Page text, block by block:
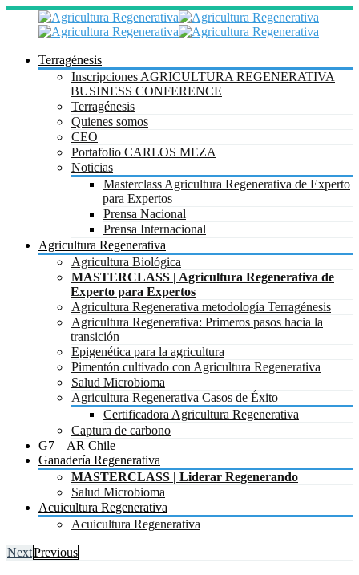
Terragénesis
Inscripciones AGRICULTURA REGENERATIVA
BUSINESS CONFERENCE
Terragénesis
Quienes somos
CEO
Portafolio CARLOS MEZA
Noticias
Masterclass Agricultura Regenerativa de Experto
para Expertos
Prensa Nacional
Prensa Internacional
Agricultura Regenerativa
Agricultura Biológica
MASTERCLASS | Agricultura Regenerativa de
Experto para Expertos
Agricultura Regenerativa metodología Terragénesis
Agricultura Regenerativa: Primeros pasos hacia la
transición
Epigenética para la agricultura
Pimentón cultivado con Agricultura Regenerativa
Salud Microbioma
Agricultura Regenerativa Casos de Éxito
Certificadora Agricultura Regenerativa
Captura de carbono
G7 – AR Chile
Ganadería Regenerativa
MASTERCLASS | Liderar Regenerando
Salud Microbioma
Acuicultura Regenerativa
Acuicultura Regenerativa
NextPrevious